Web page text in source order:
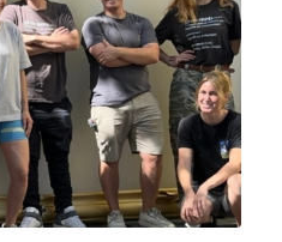
trop … Du baroque, de